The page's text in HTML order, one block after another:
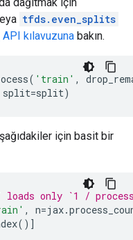
tfds.even_splits
kılavuzuna bakın.
( 'train' ,
split=split)
için basit bir
loads only `1 /
, n=jax.
()]